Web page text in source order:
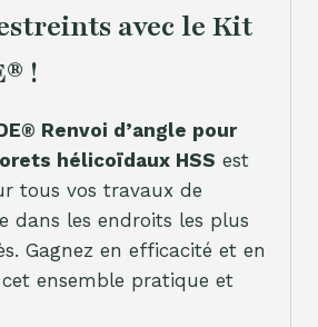
avec le Kit
!
Renvoi d’angle pour
hélicoïdaux HSS est
tous vos travaux de
dans les endroits les plus
Gagnez en efficacité et en
ensemble pratique et